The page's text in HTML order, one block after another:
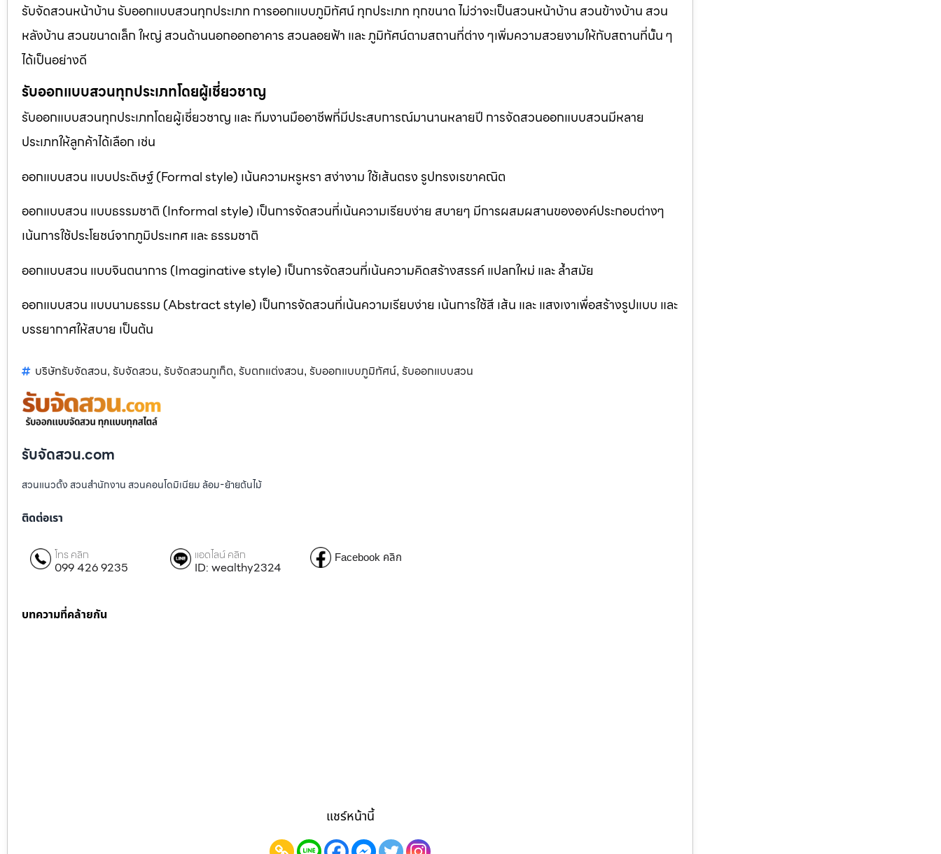
รับจัดสวนหน้าบ้าน รับออกแบบสวนทุกประเภท การออกแบบภูมิทัศน์ ทุกประเภท ทุกขนาด ไม่ว่าจะเป็นสวนหน้าบ้าน สวนข้างบ้าน สวน
หลังบ้าน สวนขนาดเล็ก ใหญ่ สวนด้านนอกออกอาคาร สวนลอยฟ้า และ ภูมิทัศน์ตามสถานที่ต่าง ๆเพิ่มความสวยงามให้กับสถานที่นั้น ๆ
ได้เป็นอย่างดี
รับออกแบบสวนทุกประเภทโดยผู้เชี่ยวชาญ
รับออกแบบสวนทุกประเภทโดยผู้เชี่ยวชาญ และ ทีมงานมืออาชีพที่มีประสบการณ์มานานหลายปี การจัดสวนออกแบบสวนมีหลาย
ประเภทให้ลูกค้าได้เลือก เช่น
ออกแบบสวน แบบประดิษฐ์ (Formal style) เน้นความหรูหรา สง่างาม ใช้เส้นตรง รูปทรงเรขาคณิต
ออกแบบสวน แบบธรรมชาติ (Informal style) เป็นการจัดสวนที่เน้นความเรียบง่าย สบายๆ มีการผสมผสานขององค์ประกอบต่างๆ
เน้นการใช้ประโยชน์จากภูมิประเทศ และ ธรรมชาติ
ออกแบบสวน แบบจินตนาการ (Imaginative style) เป็นการจัดสวนที่เน้นความคิดสร้างสรรค์ แปลกใหม่ และ ล้ำสมัย
ออกแบบสวน แบบนามธรรม (Abstract style) เป็นการจัดสวนที่เน้นความเรียบง่าย เน้นการใช้สี เส้น และ แสงเงาเพื่อสร้างรูปแบบ และ
บรรยากาศให้สบาย เป็นต้น
บริษัทรับจัดสวน, รับจัดสวน, รับจัดสวนภูเก็ต, รับตกแต่งสวน, รับออกแบบภูมิทัศน์, รับออกแบบสวน
รับจัดสวน.com
สวนแนวตั้ง สวนสำนักงาน สวนคอนโดมิเนียม ล้อม-ย้ายต้นไม้
ติดต่อเรา
โทร คลิก
099 426 9235
แอดไลน์ คลิก
ID: wealthy2324
Facebook คลิก
บทความที่คล้ายกัน
แชร์หน้านี้